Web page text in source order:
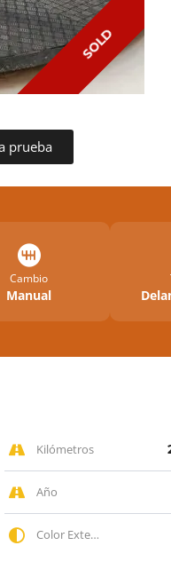
SOLD
prueba
Cambio
Manual
Kilómetros
Año
Color Exterior